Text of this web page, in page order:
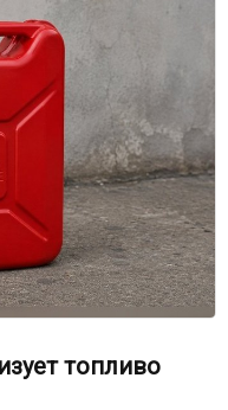
топливо